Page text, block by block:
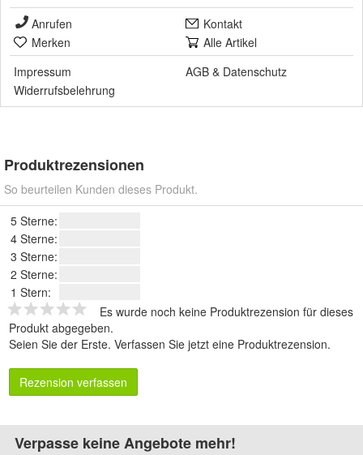
Anrufen
Kontakt
Merken
Alle Artikel
Impressum
AGB & Datenschutz
Widerrufsbelehrung
Produktrezensionen
So beurteilen Kunden dieses Produkt.
5 Sterne:
4 Sterne:
3 Sterne:
2 Sterne:
1 Stern:
Es wurde noch keine Produktrezension für dieses
Produkt abgegeben.
Seien Sie der Erste. Verfassen Sie jetzt eine Produktrezension.
Rezension verfassen
Verpasse keine Angebote mehr!